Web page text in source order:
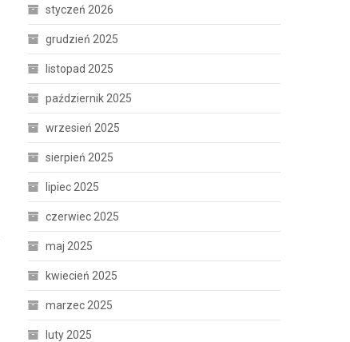
styczeń 2026
grudzień 2025
listopad 2025
październik 2025
wrzesień 2025
sierpień 2025
lipiec 2025
czerwiec 2025
maj 2025
kwiecień 2025
marzec 2025
luty 2025